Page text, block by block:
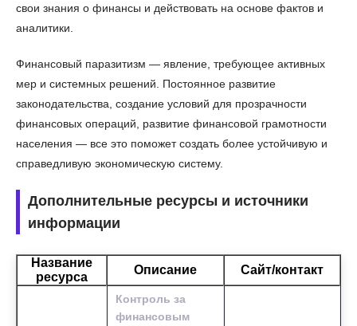
свои знания о финансы и действовать на основе фактов и
аналитики.
Финансовый паразитизм — явление, требующее активных
мер и системных решений. Постоянное развитие
законодательства, создание условий для прозрачности
финансовых операций, развитие финансовой грамотности
населения — все это поможет создать более устойчивую и
справедливую экономическую систему.
Дополнительные ресурсы и источники
информации
Название
ресурса
Описание Сайт/контакт
Контроль за
финансовым